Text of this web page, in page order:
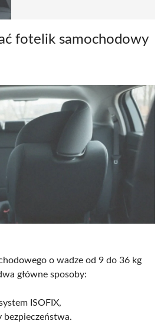
fotelik samochodowy
o wadze od 9 do 36 kg
główne sposoby:
ISOFIX,
bezpieczeństwa.